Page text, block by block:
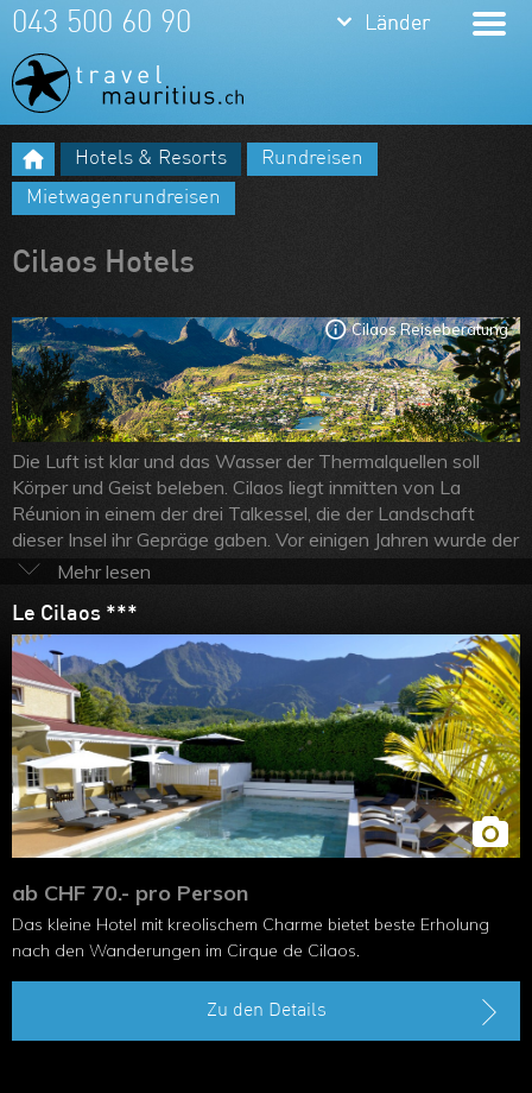
Meine Favoriten
Team
Über uns
Feedbacks
Kontakt
ARVB
keyboard_arrow_down Länder
keyboard_arrow_down Länder
043 500 60 90
Hotels & Resorts
Rundreisen
Mietwagenrundreisen
Cilaos Hotels
Cilaos Reiseberatung
Die Luft ist klar und das Wasser der Thermalquellen soll
Körper und Geist beleben. Cilaos liegt inmitten von La
Réunion in einem der drei Talkessel, die der Landschaft
dieser Insel ihr Gepräge gaben. Vor einigen Jahren wurde der
vom Piton des Neiges eingekesselte Ort von der UNESCO
zum Weltnaturerbe erklärt. Von Saint-Louise kommend
erreicht der Urlauber Cilaos über eine eindrucksvolle
Panoramastrasse, die von den Einheimischen als "Weg der
vierhundert Kurven" bezeichnet wird. Wanderwege und
Trekking-Pfade führen unter anderem zum Pass Col du
Taibit, durch dichte Regenwälder und zu Hochebenen. Wer
in einem der schönen Hotels des Ortes logiert, der sucht die
Einsamkeit, die Naturschönheiten, die Berge und das Licht.
Le Cilaos ***
ab CHF 70.- pro Person
Das kleine Hotel mit kreolischem Charme bietet beste Erholung
nach den Wanderungen im Cirque de Cilaos.
Zu den Details